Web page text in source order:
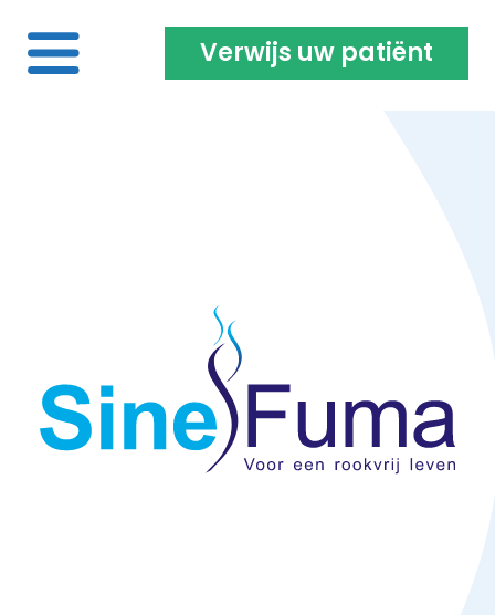
Projecten | Onderzoeken
Opleiding & vacatures
Inloggen coach
Verwijs uw patiënt